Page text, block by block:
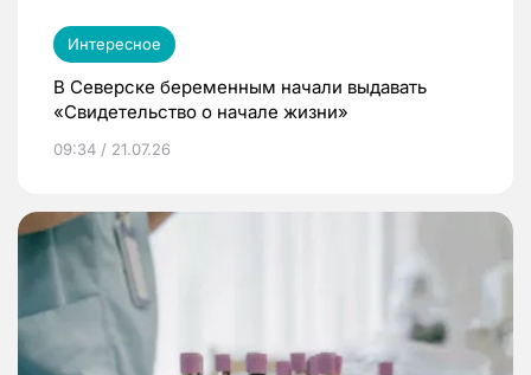
Интересное
В Северске беременным начали выдавать
«Свидетельство о начале жизни»
09:34 / 21.07.26